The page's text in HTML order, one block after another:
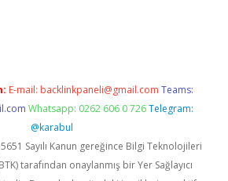
E-mail: backlinkpaneli@gmail.com Teams:
Whatsapp: 0262 606 0 726 Telegram:
@karabul
Sayılı Kanun gereğince Bilgi Teknolojileri
tarafından onaylanmış bir Yer Sağlayıcı